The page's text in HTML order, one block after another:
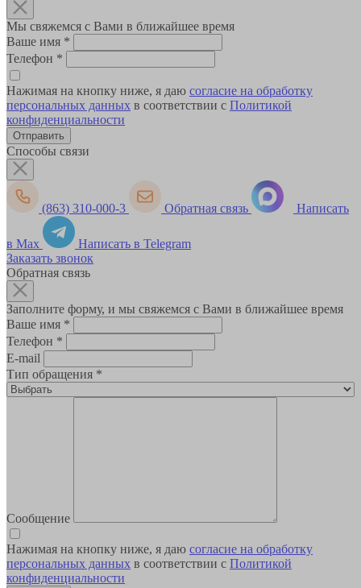
Мы свяжемся с Вами в ближайшее время
Ваше имя *
Телефон *
Нажимая на кнопку ниже, я даю согласие на обработку
персональных данных в соответствии с Политикой
конфиденциальности
Способы связи
(863) 310-000-3 Обратная связь Написать
в Max
Написать в Telegram
Заказать звонок
Обратная связь
Заполните форму, и мы свяжемся с Вами в ближайшее время
Ваше имя *
Телефон *
E-mail
Тип обращения *
Сообщение
Нажимая на кнопку ниже, я даю согласие на обработку
персональных данных в соответствии с Политикой
конфиденциальности